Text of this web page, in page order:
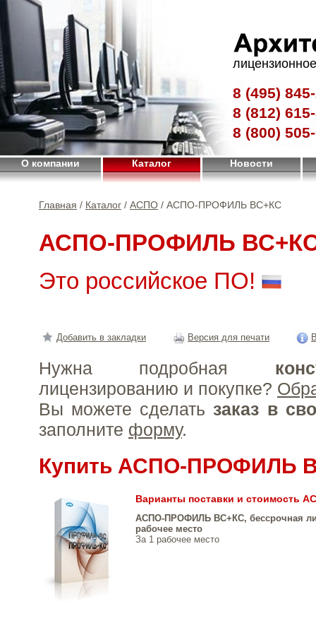
8 (495)
8 (812)
8 (800)
О компании Каталог Новости
Главная / Каталог / АСПО / АСПО-ПРОФИЛЬ ВС+КС
АСПО-ПРОФИЛЬ
Это российское ПО!
Добавить в закладки Версия для печати
Нужна подробная
лицензированию и покупке?
Вы можете сделать заказ в
заполните форму.
Купить АСПО-ПРОФИЛЬ
Варианты поставки и стоимость
АСПО-ПРОФИЛЬ ВС+КС, бессрочная
рабочее место
За 1 рабочее место